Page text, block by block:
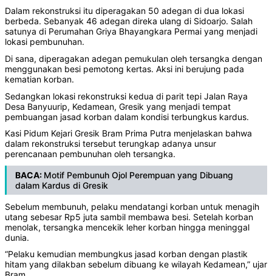
Dalam rekonstruksi itu diperagakan 50 adegan di dua lokasi
berbeda. Sebanyak 46 adegan direka ulang di Sidoarjo. Salah
satunya di Perumahan Griya Bhayangkara Permai yang menjadi
lokasi pembunuhan.
Di sana, diperagakan adegan pemukulan oleh tersangka dengan
menggunakan besi pemotong kertas. Aksi ini berujung pada
kematian korban.
Sedangkan lokasi rekonstruksi kedua di parit tepi Jalan Raya
Desa Banyuurip, Kedamean, Gresik yang menjadi tempat
pembuangan jasad korban dalam kondisi terbungkus kardus.
Kasi Pidum Kejari Gresik Bram Prima Putra menjelaskan bahwa
dalam rekonstruksi tersebut terungkap adanya unsur
perencanaan pembunuhan oleh tersangka.
BACA: Motif Pembunuh Ojol Perempuan yang Dibuang
dalam Kardus di Gresik
Sebelum membunuh, pelaku mendatangi korban untuk menagih
utang sebesar Rp5 juta sambil membawa besi. Setelah korban
menolak, tersangka mencekik leher korban hingga meninggal
dunia.
“Pelaku kemudian membungkus jasad korban dengan plastik
hitam yang dilakban sebelum dibuang ke wilayah Kedamean,” ujar